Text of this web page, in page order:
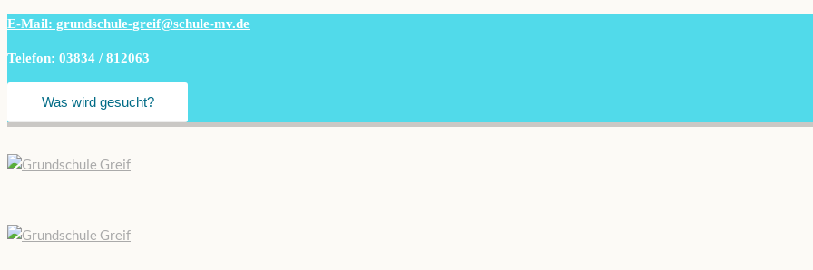
E-Mail: grundschule-greif@schule-mv.de
Telefon: 03834 / 812063